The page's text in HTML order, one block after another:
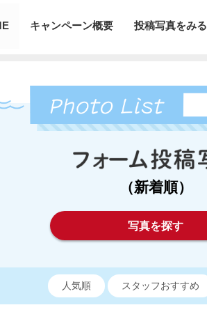
キャンペーン概要 投稿写真をみる
（新着順）
写真を探す
人気順 スタッフおすすめ